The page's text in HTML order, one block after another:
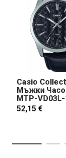
Casio
Мъжки
MTP-VD03L-
52,15 €